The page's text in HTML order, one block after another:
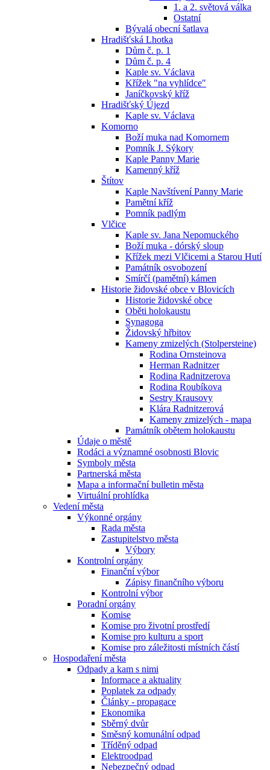
1. a 2. světová válka
Ostatní
Bývalá obecní šatlava
Hradišťská Lhotka
Dům č. p. 1
Dům č. p. 4
Kaple sv. Václava
Křížek "na vyhlídce"
Janíčkovský kříž
Hradišťský Újezd
Kaple sv. Václava
Komorno
Boží muka nad Komornem
Pomník J. Sýkory
Kaple Panny Marie
Kamenný kříž
Štítov
Kaple Navštívení Panny Marie
Pamětní kříž
Pomník padlým
Vlčice
Kaple sv. Jana Nepomuckého
Boží muka - dórský sloup
Křížek mezi Vlčicemi a Starou Hutí
Památník osvobození
Smírčí (pamětní) kámen
Historie židovské obce v Blovicích
Historie židovské obce
Oběti holokaustu
Synagoga
Židovský hřbitov
Kameny zmizelých (Stolpersteine)
Rodina Ornsteinova
Herman Radnitzer
Rodina Radnitzerova
Rodina Roubíkova
Sestry Krausovy
Klára Radnitzerová
Kameny zmizelých - mapa
Památník obětem holokaustu
Údaje o městě
Rodáci a významné osobnosti Blovic
Symboly města
Partnerská města
Mapa a informační bulletin města
Virtuální prohlídka
Vedení města
Výkonné orgány
Rada města
Zastupitelstvo města
Výbory
Kontrolní orgány
Finanční výbor
Zápisy finančního výboru
Kontrolní výbor
Poradní orgány
Komise
Komise pro životní prostředí
Komise pro kulturu a sport
Komise pro záležitosti místních částí
Hospodaření města
Odpady a kam s nimi
Informace a aktuality
Poplatek za odpady
Články - propagace
Ekonomika
Sběrný dvůr
Směsný komunální odpad
Tříděný odpad
Elektroodpad
Nebezpečný odpad